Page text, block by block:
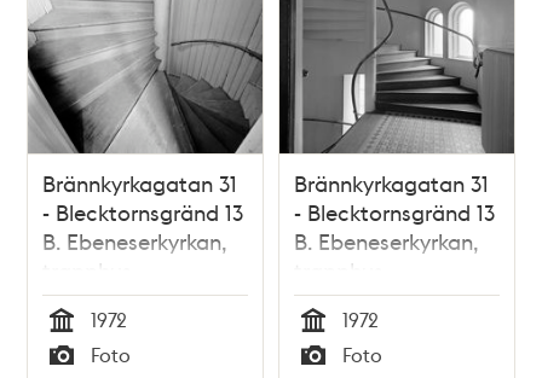
Brännkyrkagatan 31
- Blecktornsgränd 13
B. Ebeneserkyrkan,
trapphus.
Nuvarande
Söderhöjdskyrkan
Tid
1972
Foto
Brännkyrkagatan 31
- Blecktornsgränd 13
B. Ebeneserkyrkan,
trapphus.
Nuvarande
Söderhöjdskyrkan
Tid
1972
Foto